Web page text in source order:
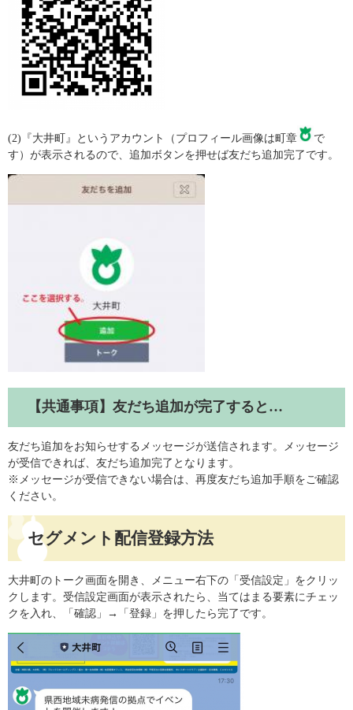
(2)『大井町』というアカウント（プロフィール画像は町章
で
す）が表示されるので、追加ボタンを押せば友だち追加完了です。
【共通事項】友だち追加が完了すると…
友だち追加をお知らせするメッセージが送信されます。メッセージ
が受信できれば、友だち追加完了となります。
※メッセージが受信できない場合は、再度友だち追加手順をご確認
ください。
セグメント配信登録方法
大井町のトーク画面を開き、メニュー右下の「受信設定」をクリッ
クします。受信設定画面が表示されたら、当てはまる要素にチェッ
クを入れ、「確認」→「登録」を押したら完了です。